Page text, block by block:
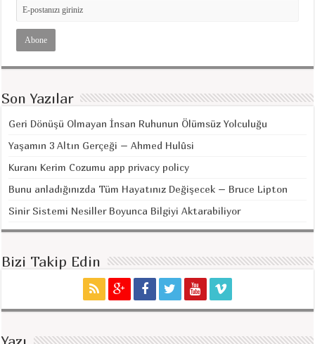
Son Yazılar
Geri Dönüşü Olmayan İnsan Ruhunun Ölümsüz Yolculuğu
Yaşamın 3 Altın Gerçeği – Ahmed Hulûsi
Kuranı Kerim Cozumu app privacy policy
Bunu anladığınızda Tüm Hayatınız Değişecek – Bruce Lipton
Sinir Sistemi Nesiller Boyunca Bilgiyi Aktarabiliyor
Bizi Takip Edin
Yazı